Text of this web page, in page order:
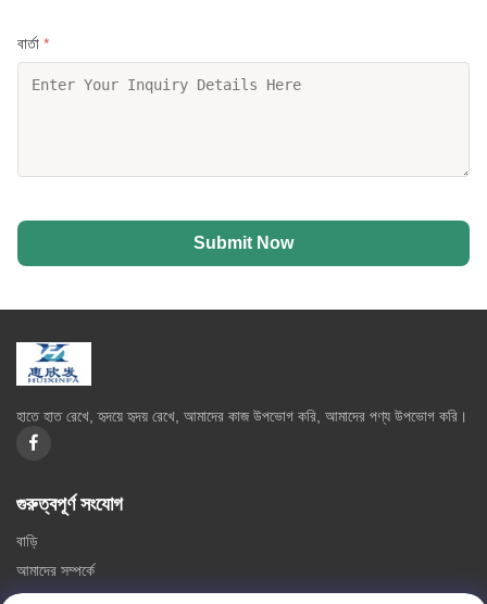
বার্তা *
Submit Now
হাতে হাত রেখে, হৃদয়ে হৃদয় রেখে, আমাদের কাজ উপভোগ করি, আমাদের পণ্য উপভোগ করি।
গুরুত্বপূর্ণ সংযোগ
বাড়ি
আমাদের সম্পর্কে
পণ্য